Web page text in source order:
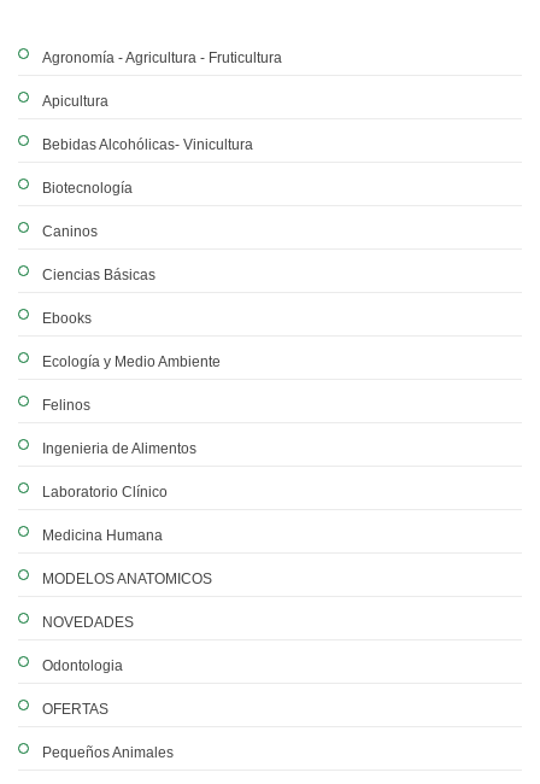
Agronomía - Agricultura - Fruticultura
Apicultura
Bebidas Alcohólicas- Vinicultura
Biotecnología
Caninos
Ciencias Básicas
Ebooks
Ecología y Medio Ambiente
Felinos
Ingenieria de Alimentos
Laboratorio Clínico
Medicina Humana
MODELOS ANATOMICOS
NOVEDADES
Odontologia
OFERTAS
Pequeños Animales